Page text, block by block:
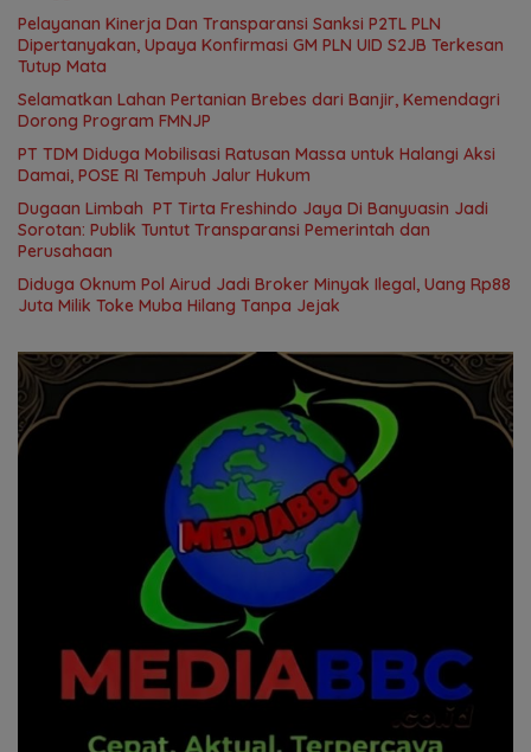
Pelayanan Kinerja Dan Transparansi Sanksi P2TL PLN
Dipertanyakan, Upaya Konfirmasi GM PLN UID S2JB Terkesan
Tutup Mata
Selamatkan Lahan Pertanian Brebes dari Banjir, Kemendagri
Dorong Program FMNJP
PT TDM Diduga Mobilisasi Ratusan Massa untuk Halangi Aksi
Damai, POSE RI Tempuh Jalur Hukum
Dugaan Limbah PT Tirta Freshindo Jaya Di Banyuasin Jadi
Sorotan: Publik Tuntut Transparansi Pemerintah dan
Perusahaan
Diduga Oknum Pol Airud Jadi Broker Minyak Ilegal, Uang Rp88
Juta Milik Toke Muba Hilang Tanpa Jejak